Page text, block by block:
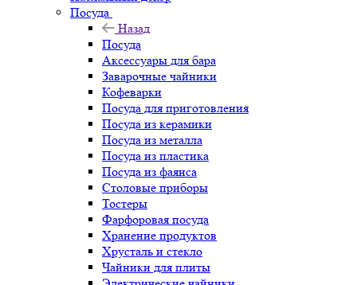
Посуда
Назад
Посуда
Аксессуары для бара
Заварочные чайники
Кофеварки
Посуда для приготовления
Посуда из керамики
Посуда из металла
Посуда из пластика
Посуда из фаянса
Столовые приборы
Тостеры
Фарфоровая посуда
Хранение продуктов
Хрусталь и стекло
Чайники для плиты